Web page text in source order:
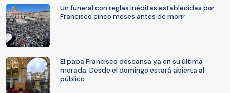
Un funeral con reglas inéditas establecidas por
Francisco cinco meses antes de morir
El papa Francisco descansa ya en su última
morada: Desde el domingo estará abierta al
público